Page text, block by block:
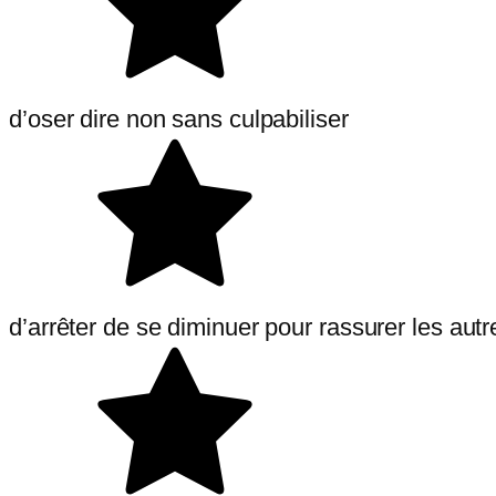
d’oser dire non sans culpabiliser
d’arrêter de se diminuer pour rassurer les